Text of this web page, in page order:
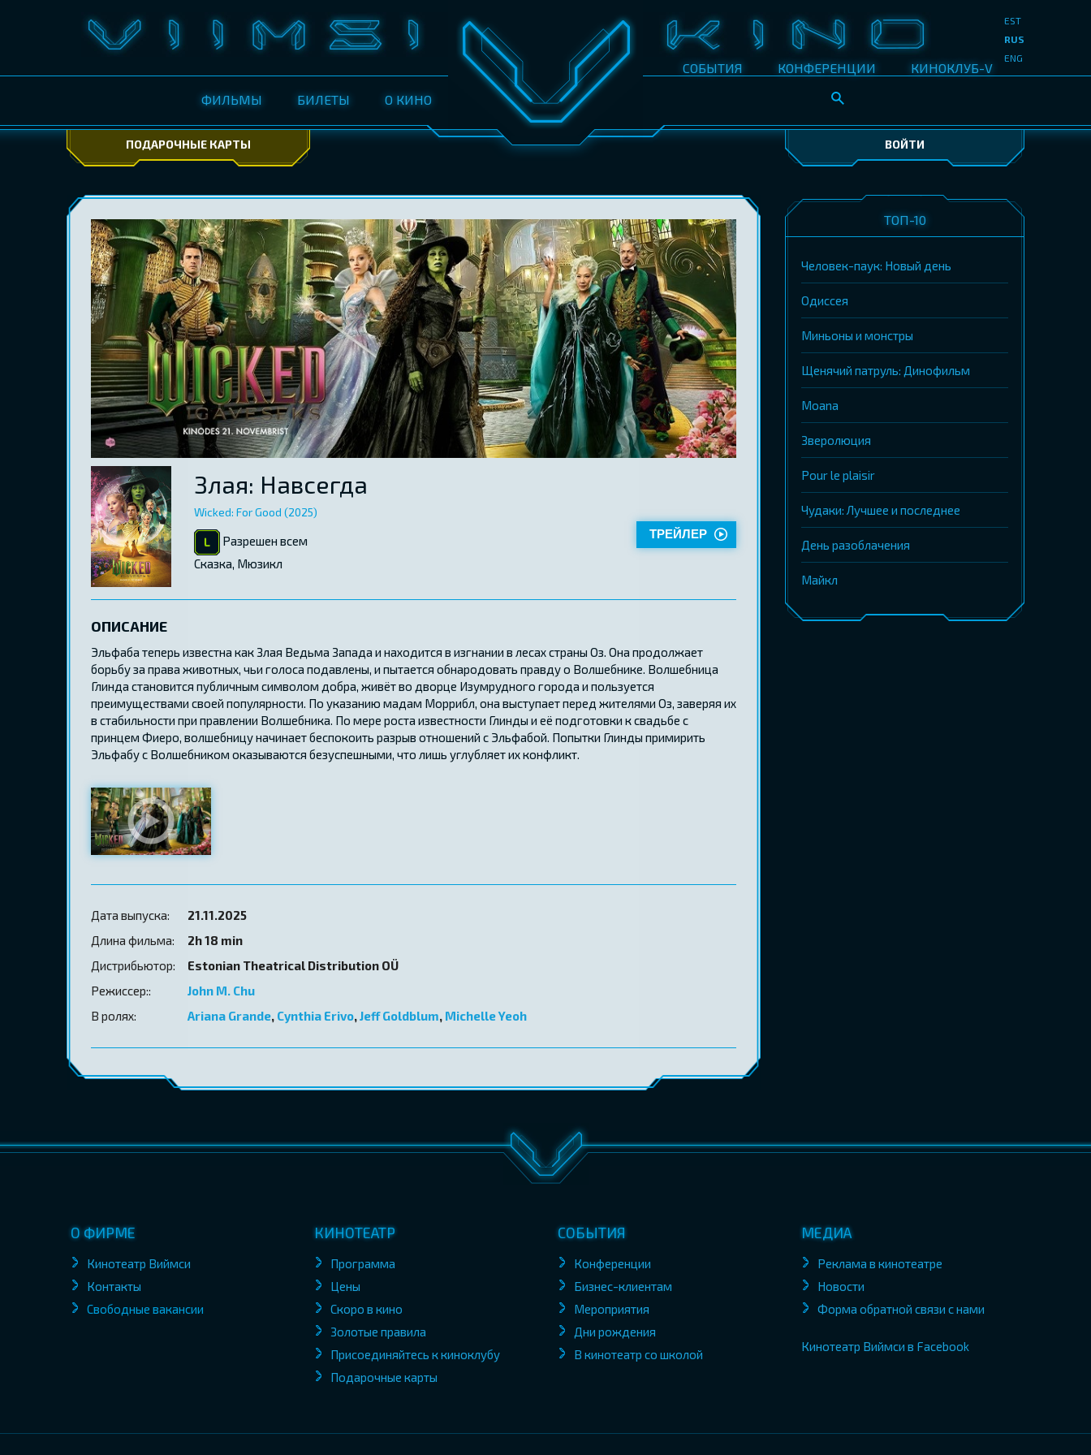
ФИЛЬМЫ БИЛЕТЫ О КИНО
СОБЫТИЯ КОНФЕРЕНЦИИ КИНОКЛУБ-V
EST
RUS
ENG
ПОДАРОЧНЫЕ КАРТЫ ВОЙТИ
Злая: Навсегда
Wicked: For Good (2025)
Разрешен всем
Сказка, Mюзикл
ТРЕЙЛЕР
ОПИСАНИЕ
Эльфаба теперь известна как Злая Ведьма Запада и находится в изгнании в лесах страны Оз. Она продолжает
борьбу за права животных, чьи голоса подавлены, и пытается обнародовать правду о Волшебнике. Волшебница
Глинда становится публичным символом добра, живёт во дворце Изумрудного города и пользуется
преимуществами своей популярности. По указанию мадам Моррибл, она выступает перед жителями Оз, заверяя их
в стабильности при правлении Волшебника. По мере роста известности Глинды и её подготовки к свадьбе с
принцем Фиеро, волшебницу начинает беспокоить разрыв отношений с Эльфабой. Попытки Глинды примирить
Эльфабу с Волшебником оказываются безуспешными, что лишь углубляет их конфликт.
Дата выпуска:
21.11.2025
Длина фильма:
2h 18 min
Дистрибьютор:
Estonian Theatrical Distribution OÜ
Режиссер::
John M. Chu
В ролях:
Ariana Grande, Cynthia Erivo,Jeff Goldblum, Michelle Yeoh
ТОП-10
Человек-паук: Новый день
Одиссея
Миньоны и монстры
Щенячий патруль: Динофильм
Moana
Зверолюция
Pour le plaisir
Чудаки: Лучшее и последнее
День разоблачения
Майкл
О ФИРМЕ
Кинотеатр Виймси
Контакты
Свободные вакансии
КИНОТЕАТР
Программа
Цены
Скоро в кино
Золотые правила
Присоединяйтесь к киноклубу
Подарочные карты
СОБЫТИЯ
Конференции
Бизнес-клиентам
Мероприятия
Дни рождения
В кинотеатр со школой
МЕДИА
Реклама в кинотеатре
Новости
Форма обратной связи с нами
Кинотеатр Виймси в Facebook